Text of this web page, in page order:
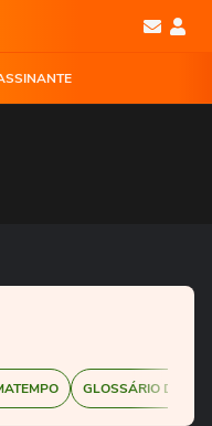
GLOSSÁRIO DE